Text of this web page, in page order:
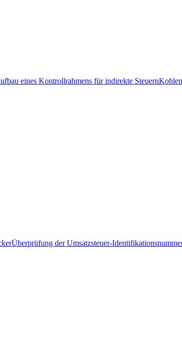
eines Kontrollrahmens für indirekte Steuern
Überprüfung der Umsatzsteuer-